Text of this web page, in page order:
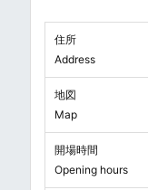
住所
Address
地図
Map
開場時間
Opening hours